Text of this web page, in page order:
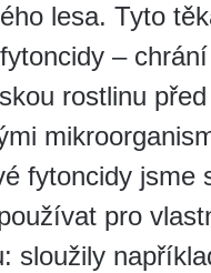
lesa. Tyto
– chrání
rostlinu před
fytoncidy jsme
pro
sloužily